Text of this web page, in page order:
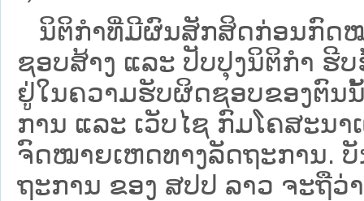
ນິ​ຕິ​ກຳ​ທີ່​ມີ​ຜົນ​ສັກ​ສິດ​ກ່ອນ​ກົດ​ໝ
ຊອບ​ສ້າງ ແລະ ປັບ​ປຸງນິ​ຕິ​ກຳ ຮີ
ຢູ່ໃນຄວາມຮັບຜິດຊອບຂອງຕົນ
ການ ແລະ ເວັບໄຊ​ ກົມໂຄສະນ
ຈົດໝາຍເຫດທາງລັດຖະການ.
ຖະ​ການ ຂອງ ສປ​ປ ລາວ ​ຈະຖື​